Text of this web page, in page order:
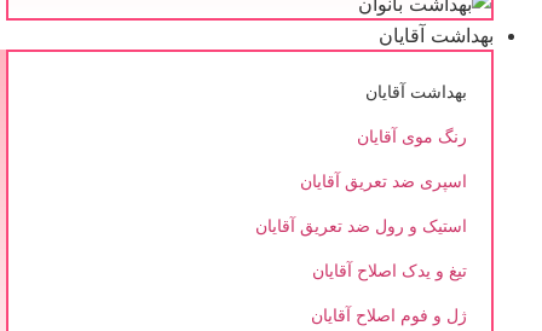
بهداشت آقایان
بهداشت آقایان
رنگ موی آقایان
اسپری ضد تعریق آقایان
استیک و رول ضد تعریق آقایان
تیغ و یدک اصلاح آقایان
ژل و فوم اصلاح آقایان